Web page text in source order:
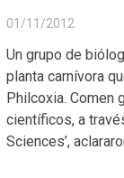
01/11/2012
Un grupo de
planta carnívora
Philcoxia. Comen
científicos, a
Sciences’,